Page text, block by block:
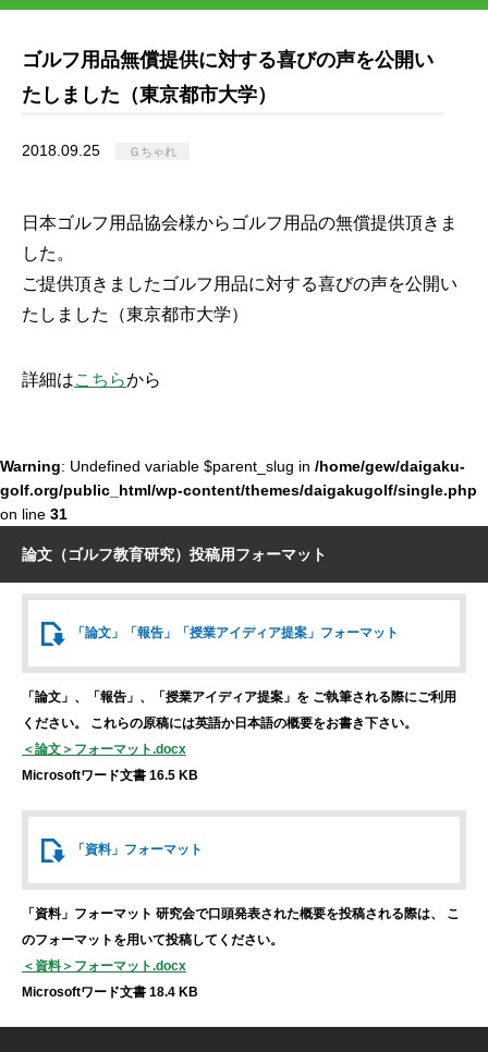
ゴルフ用品無償提供に対する喜びの声を公開い
たしました（東京都市大学）
2018.09.25 Ｇちゃれ
日本ゴルフ用品協会様からゴルフ用品の無償提供頂きま
した。
ご提供頂きましたゴルフ用品に対する喜びの声を公開い
たしました（東京都市大学）
詳細はこちらから
Warning: Undefined variable $parent_slug in /home/gew/daigaku-
golf.org/public_html/wp-content/themes/daigakugolf/single.php
on line 31
論文（ゴルフ教育研究）投稿用フォーマット
「論文」「報告」 「授業アイディア提案」 フォーマット
「論文」、「報告」、「授業アイディア提案」を ご執筆される際にご利用
ください。
これらの原稿には英語か日本語の概要をお書き下さい。
＜論文＞フォーマット.docx
Microsoftワード文書 16.5 KB
「資料」 フォーマット
「資料」フォーマット 研究会で口頭発表された概要を投稿される際は、
こ
のフォーマットを用いて投稿してください。
＜資料＞フォーマット.docx
Microsoftワード文書 18.4 KB